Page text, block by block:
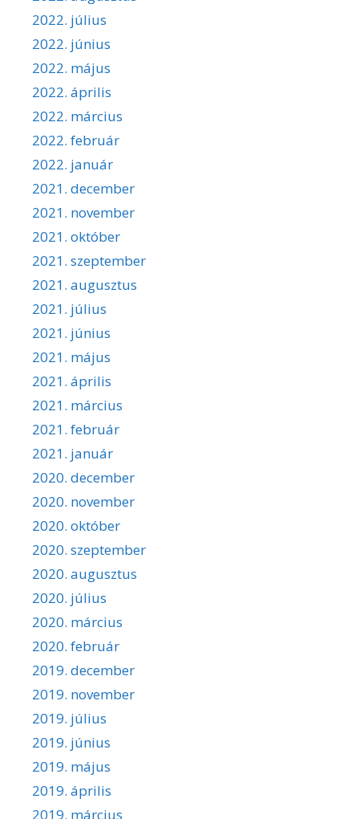
2022. július
2022. június
2022. május
2022. április
2022. március
2022. február
2022. január
2021. december
2021. november
2021. október
2021. szeptember
2021. augusztus
2021. július
2021. június
2021. május
2021. április
2021. március
2021. február
2021. január
2020. december
2020. november
2020. október
2020. szeptember
2020. augusztus
2020. július
2020. március
2020. február
2019. december
2019. november
2019. július
2019. június
2019. május
2019. április
2019. március